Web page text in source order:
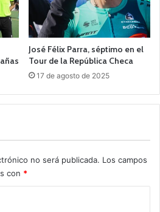
José Félix Parra, séptimo en el
Tour de la República Checa
17 de agosto de 2025
no será publicada. Los campos
con *